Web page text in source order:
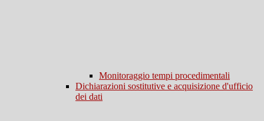
Monitoraggio tempi procedimentali
Dichiarazioni sostitutive e acquisizione d'ufficio
dei dati